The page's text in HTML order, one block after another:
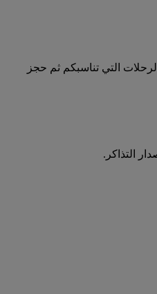
التي تناسبكم ثم حجز
التذاكر.